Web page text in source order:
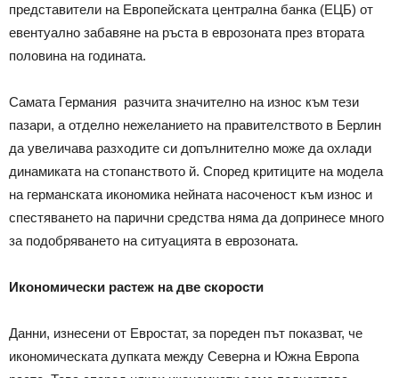
представители на Европейската централна банка (ЕЦБ) от
евентуално забавяне на ръста в еврозоната през втората
половина на годината.
Самата Германия разчита значително на износ към тези
пазари, а отделно нежеланието на правителството в Берлин
да увеличава разходите си допълнително може да охлади
динамиката на стопанството й. Според критиците на модела
на германската икономика нейната насоченост към износ и
спестяването на парични средства няма да допринесе много
за подобряването на ситуацията в еврозоната.
Икономически растеж на две скорости
Данни, изнесени от Евростат, за пореден път показват, че
икономическата дупката между Северна и Южна Европа